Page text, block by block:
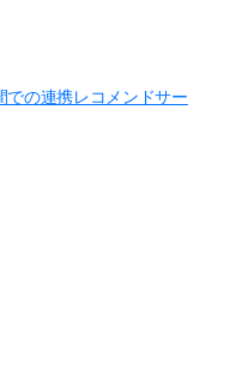
での連携レコメンドサー